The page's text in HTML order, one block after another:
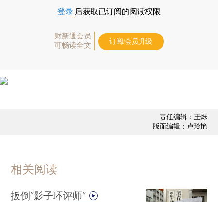
登录 后获取已订阅的阅读权限
财新通会员
可畅读全文
订阅/会员升级
责任编辑：王烁
版面编辑：卢玲艳
相关阅读
扳倒“影子环评师”